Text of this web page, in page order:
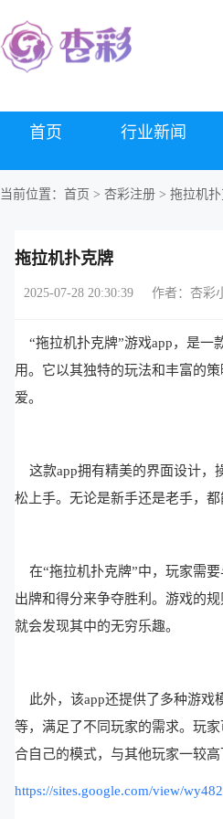
首页 行业新闻
当前位置： 首页 > 杏彩注册 > 拖拉机
拖拉机扑克牌
2025-07-28 20:30:39 作者：杏彩
“拖拉机扑克牌”游戏app，是一
用。它以其独特的玩法和丰富的
爱。
这款app拥有精美的界面设计，
松上手。无论是新手还是老手，都
在“拖拉机扑克牌”中，玩家需
出牌和得分来争夺胜利。游戏的规
就会发现其中的无穷乐趣。
此外，该app还提供了多种游戏
等，满足了不同玩家的需求。玩
合自己的模式，与其他玩家一较高
https://sites.google.com/view/